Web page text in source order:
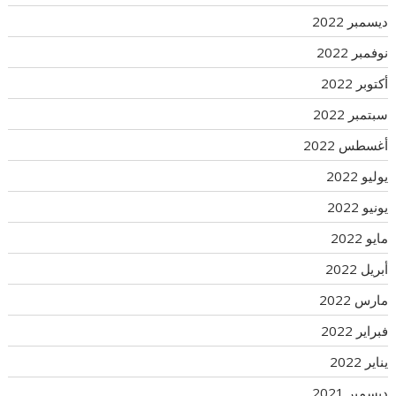
ديسمبر 2022
نوفمبر 2022
أكتوبر 2022
سبتمبر 2022
أغسطس 2022
يوليو 2022
يونيو 2022
مايو 2022
أبريل 2022
مارس 2022
فبراير 2022
يناير 2022
ديسمبر 2021